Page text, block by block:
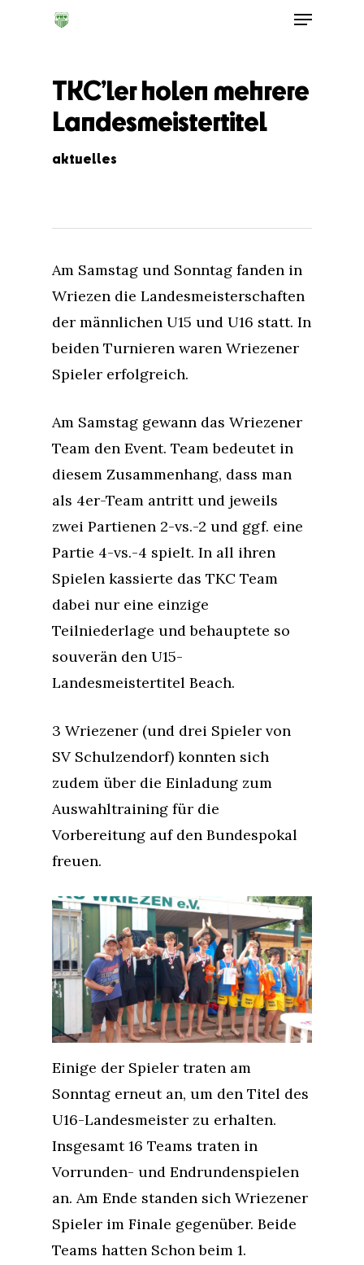
TKC’ler holen mehrere
Landesmeistertitel
aktuelles
Am Samstag und Sonntag fanden in
Wriezen die Landesmeisterschaften
der männlichen U15 und U16 statt. In
beiden Turnieren waren Wriezener
Spieler erfolgreich.
Am Samstag gewann das Wriezener
Team den Event. Team bedeutet in
diesem Zusammenhang, dass man
als 4er-Team antritt und jeweils
zwei Partienen 2-vs.-2 und ggf. eine
Partie 4-vs.-4 spielt. In all ihren
Spielen kassierte das TKC Team
dabei nur eine einzige
Teilniederlage und behauptete so
souverän den U15-
Landesmeistertitel Beach.
3 Wriezener (und drei Spieler von
SV Schulzendorf) konnten sich
zudem über die Einladung zum
Auswahltraining für die
Vorbereitung auf den Bundespokal
freuen.
Einige der Spieler traten am
Sonntag erneut an, um den Titel des
U16-Landesmeister zu erhalten.
Insgesamt 16 Teams traten in
Vorrunden- und Endrundenspielen
an. Am Ende standen sich Wriezener
Spieler im Finale gegenüber. Beide
Teams hatten Schon beim 1.